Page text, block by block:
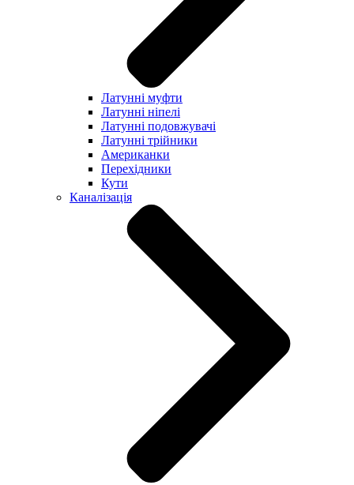
Латунні муфти
Латунні ніпелі
Латунні подовжувачі
Латунні трійники
Американки
Перехідники
Кути
Каналізація